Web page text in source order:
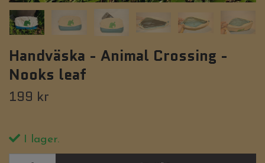
Handväska - Animal Crossing -
Nooks leaf
199 kr
I lager.